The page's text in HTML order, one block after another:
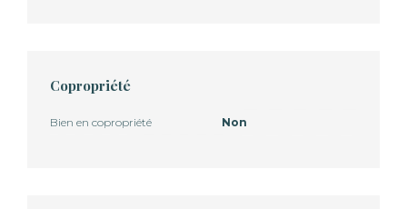
Copropriété
Bien en copropriété Non